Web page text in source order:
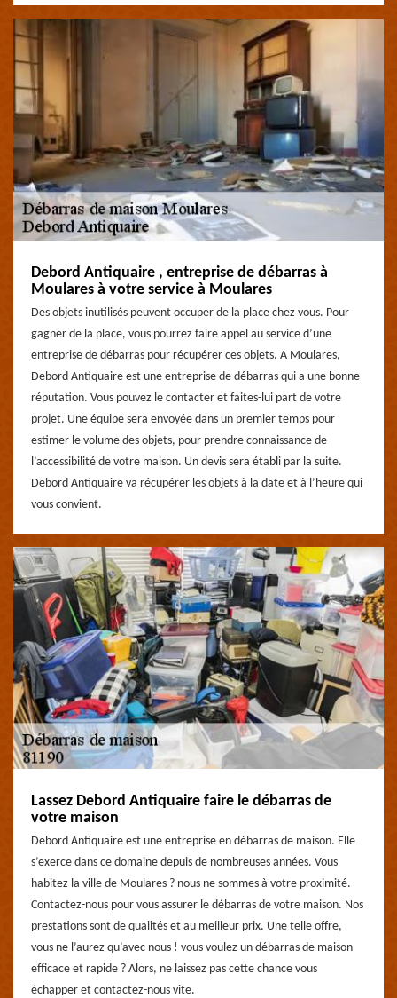
Debord Antiquaire , entreprise de débarras à
Moulares à votre service à Moulares
Des objets inutilisés peuvent occuper de la place chez vous. Pour
gagner de la place, vous pourrez faire appel au service d’une
entreprise de débarras pour récupérer ces objets. A Moulares,
Debord Antiquaire est une entreprise de débarras qui a une bonne
réputation. Vous pouvez le contacter et faites-lui part de votre
projet. Une équipe sera envoyée dans un premier temps pour
estimer le volume des objets, pour prendre connaissance de
l’accessibilité de votre maison. Un devis sera établi par la suite.
Debord Antiquaire va récupérer les objets à la date et à l’heure qui
vous convient.
Lassez Debord Antiquaire faire le débarras de
votre maison
Debord Antiquaire est une entreprise en débarras de maison. Elle
s’exerce dans ce domaine depuis de nombreuses années. Vous
habitez la ville de Moulares ? nous ne sommes à votre proximité.
Contactez-nous pour vous assurer le débarras de votre maison. Nos
prestations sont de qualités et au meilleur prix. Une telle offre,
vous ne l’aurez qu’avec nous ! vous voulez un débarras de maison
efficace et rapide ? Alors, ne laissez pas cette chance vous
échapper et contactez-nous vite.